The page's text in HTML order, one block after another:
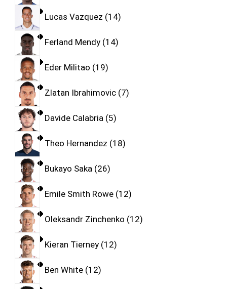
Lucas Vazquez 14
Ferland Mendy 14
Eder Militao 19
Zlatan Ibrahimovic 7
Davide Calabria 5
Theo Hernandez 18
Bukayo Saka 26
Emile Smith Rowe 12
Oleksandr Zinchenko 12
Kieran Tierney 12
Ben White 12